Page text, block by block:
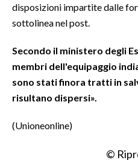
ABBONATI
NECROLOGI
SPIAGGE
disposizioni impartite dalle
sottolinea nel post.
Secondo il ministero degli
membri dell'equipaggio
sono stati finora tratti in
risultano dispersi».
(Unioneonline)
©